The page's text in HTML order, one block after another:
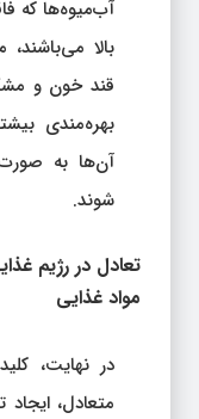
آب‌میوه‌ها که
بالا
قند خون و
بهره‌مندی
آن‌ها به
شوند.
تعادل در رژیم
مواد غذایی
در نهایت،
متعادل،